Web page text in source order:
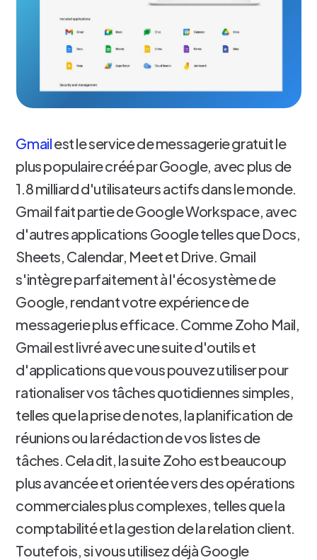
Gmailest le service de messagerie gratuit le
plus populaire créé par Google, avec plus de
1.8 milliard d'utilisateurs actifs dans le monde.
Gmail fait partie de Google Workspace, avec
d'autres applications Google telles que Docs,
Sheets, Calendar, Meet et Drive. Gmail
s'intègre parfaitement à l'écosystème de
Google, rendant votre expérience de
messagerie plus efficace. Comme Zoho Mail,
Gmail est livré avec une suite d'outils et
d'applications que vous pouvez utiliser pour
rationaliser vos tâches quotidiennes simples,
telles que la prise de notes, la planification de
réunions ou la rédaction de vos listes de
tâches. Cela dit, la suite Zoho est beaucoup
plus avancée et orientée vers des opérations
commerciales plus complexes, telles que la
comptabilité et la gestion de la relation client.
Toutefois, si vous utilisez déjà Google